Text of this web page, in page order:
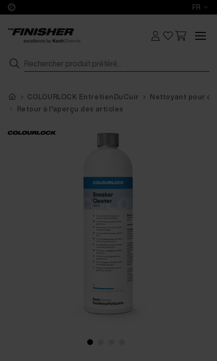
FR
COLOURLOCK EntretienDuCuir
Nettoyant pour
Retour à l'aperçu des articles